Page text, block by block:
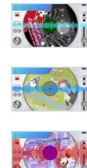
と・レコメンド★
と・レコメンド★
と・レコメンド★